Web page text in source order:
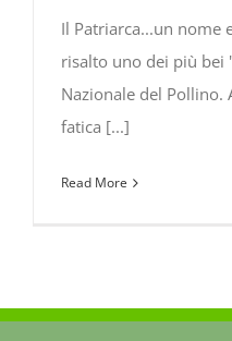
Il Patriarca...un nome
risalto uno dei più bei
Nazionale del Pollino.
fatica [...]
Read More